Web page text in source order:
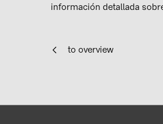
información detallada
to overview